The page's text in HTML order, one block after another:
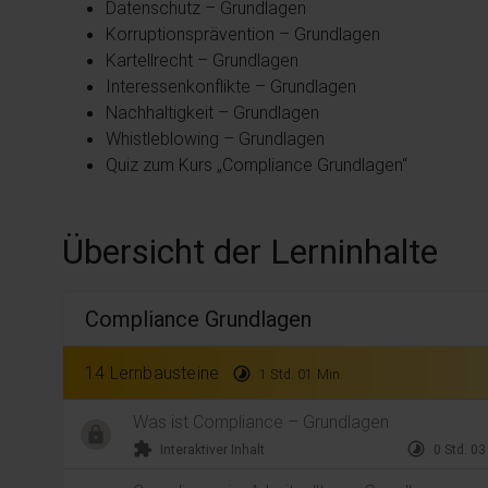
Datenschutz – Grundlagen
Korruptionsprävention – Grundlagen
Kartellrecht – Grundlagen
Interessenkonflikte – Grundlagen
Nachhaltigkeit – Grundlagen
Whistleblowing – Grundlagen
Quiz zum Kurs „Compliance Grundlagen“
Übersicht der Lerninhalte
Compliance Grundlagen
14 Lernbausteine timelapse 1 Std. 01 Min.
Was ist Compliance – Grundlagen
extension Interaktiver Inhalt timelapse 0 Std.